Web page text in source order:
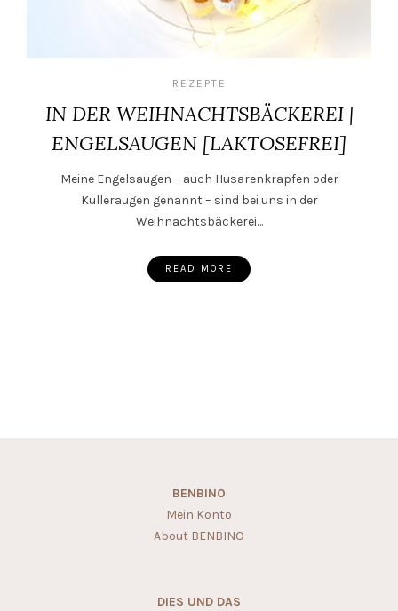
REZEPTE
IN DER WEIHNACHTSBÄCKEREI |
ENGELSAUGEN [LAKTOSEFREI]
Meine Engelsaugen – auch Husarenkrapfen oder
Kulleraugen genannt – sind bei uns in der
Weihnachtsbäckerei…
READ MORE
BENBINO
Mein Konto
About BENBINO
DIES UND DAS